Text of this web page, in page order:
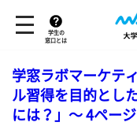
学生の
窓口とは
学窓ラボマーケテ
ル習得を目的とし
には？」～ 4ページ